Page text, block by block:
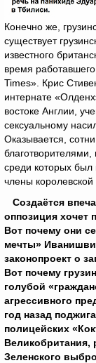
Конечно же,
существует
известного
время
Times». Крис
интернате
востоке Англии,
сексуальному
Оказывается,
среди которых был
члены королевской
Создаётся
оппозиция хочет
Вот почему они
мечты»
законопроект о
Вот почему
голубой
агрессивного
год назад
полицейских
Великобритания,
Зеленского